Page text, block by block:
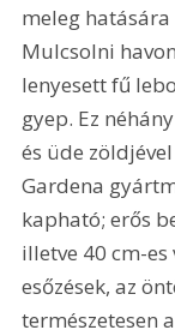
meleg
Mulcsolni
lenyesett fű
gyep. Ez
és üde
Gardena
kapható; erős
illetve 40 cm-es
esőzések, az
természetesen